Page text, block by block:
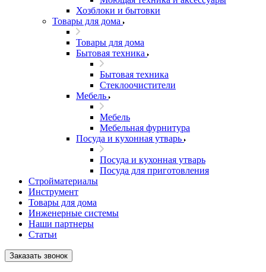
Хозблоки и бытовки
Товары для дома
Товары для дома
Бытовая техника
Бытовая техника
Стеклоочистители
Мебель
Мебель
Мебельная фурнитура
Посуда и кухонная утварь
Посуда и кухонная утварь
Посуда для приготовления
Стройматериалы
Инструмент
Товары для дома
Инженерные системы
Наши партнеры
Статьи
Заказать звонок